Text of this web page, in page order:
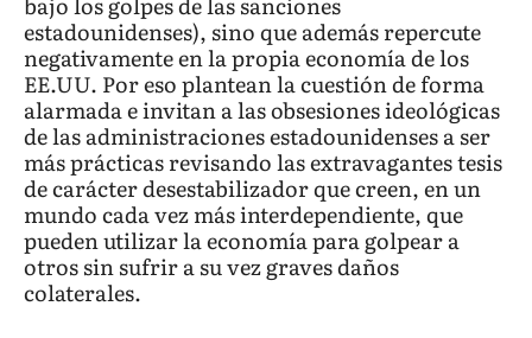
estadounidenses), sino que además repercute
negativamente en la propia economía de los
EE.UU. Por eso plantean la cuestión de forma
alarmada e invitan a las obsesiones ideológicas
de las administraciones estadounidenses a ser
más prácticas revisando las extravagantes tesis
de carácter desestabilizador que creen, en un
mundo cada vez más interdependiente, que
pueden utilizar la economía para golpear a
otros sin sufrir a su vez graves daños
colaterales.